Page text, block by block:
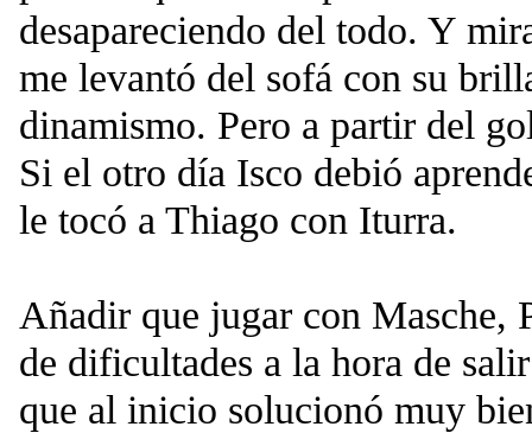
desapareciendo del todo. Y
me levantó del sofá con su
dinamismo. Pero a partir del
Si el otro día Isco debió
le tocó a Thiago con Iturra.
Añadir que jugar con Masche,
de dificultades a la hora de
que al inicio solucionó muy